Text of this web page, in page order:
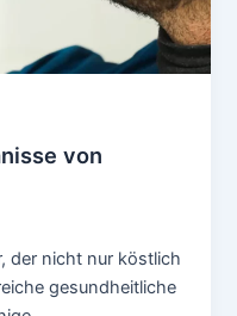
von
der nicht nur köstlich
gesundheitliche